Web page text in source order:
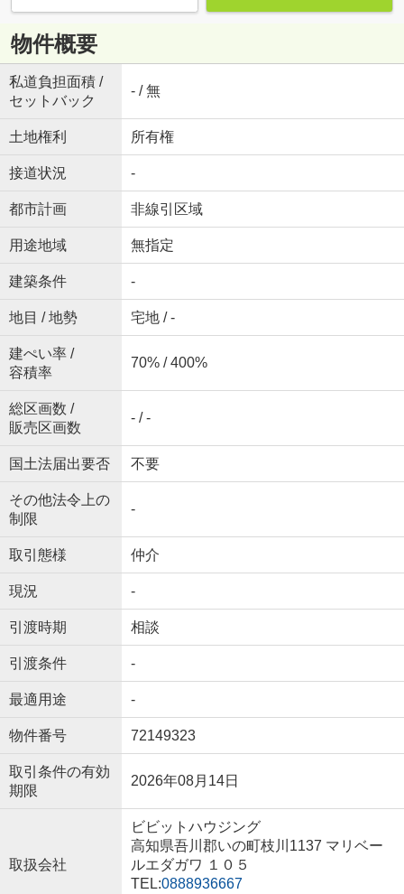
物件概要
私道負担面積 /
セットバック
- / 無
土地権利 所有権
接道状況 -
都市計画 非線引区域
用途地域 無指定
建築条件 -
地目 / 地勢 宅地 / -
建ぺい率 /
容積率
70% / 400%
総区画数 /
販売区画数
- / -
国土法届出要否 不要
その他法令上の
制限
-
取引態様 仲介
現況 -
引渡時期 相談
引渡条件 -
最適用途 -
物件番号 72149323
取引条件の有効
期限
2026年08月14日
取扱会社
ビビットハウジング
高知県吾川郡いの町枝川1137 マリベー
ルエダガワ １０５
TEL:0888936667